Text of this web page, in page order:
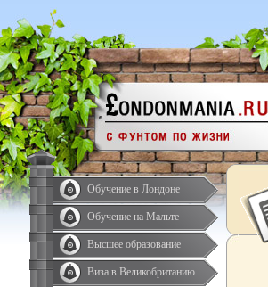
Обучение в Лондоне
Обучение на Мальте
Высшее образование
Виза в Великобританию